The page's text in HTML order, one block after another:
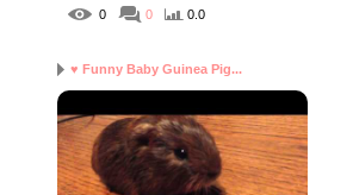
0 0 0.0
♥ Funny Baby Guinea Pig...